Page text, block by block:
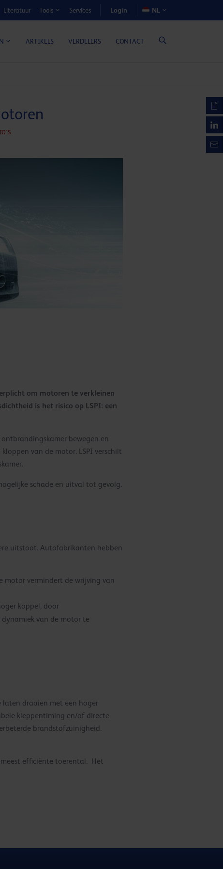
Literatuur Tools Services Login NL
ARTIKELS VERDELERS CONTACT
om motoren te verkleinen
is het risico op LSPI: een
bewegen en
van de motor. LSPI verschilt
schade en uitval tot gevolg.
uitstoot. Autofabrikanten hebben
motor vermindert de wrijving van
koppel, door
dynamiek van de motor te
laten draaien met een hoger
kleppentiming en/of directe
brandstofzuinigheid.
meest efficiënte toerental. Het